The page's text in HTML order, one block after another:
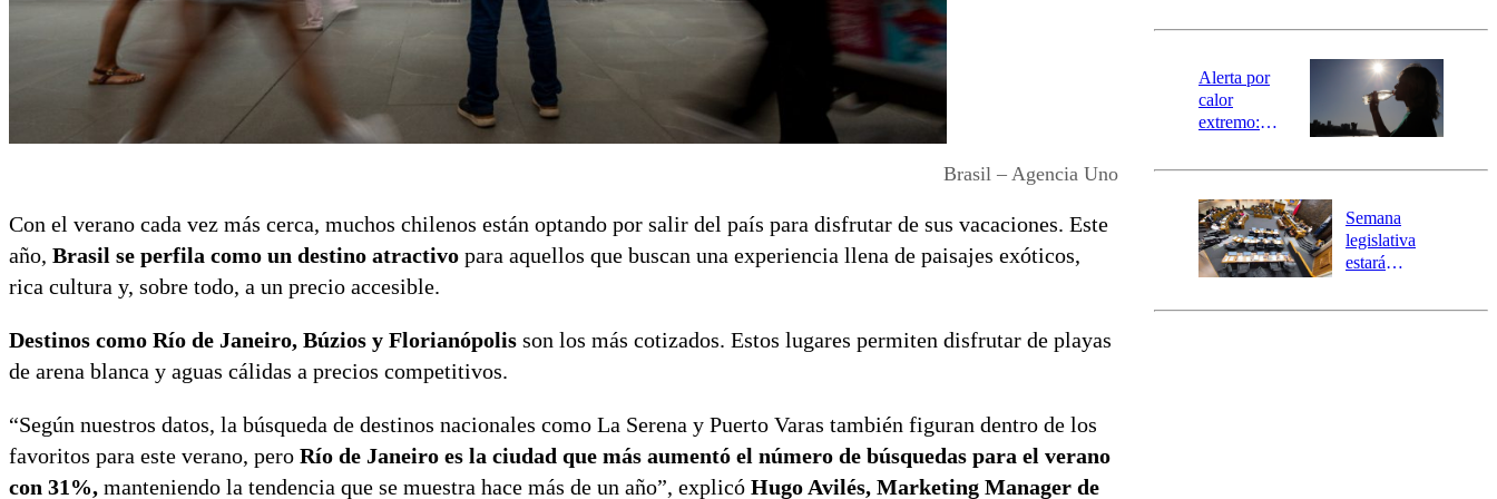
Brasil – Agencia Uno
Con el verano cada vez más cerca, muchos chilenos están optando por salir del país para disfrutar de sus vacaciones. Este
año, Brasil se perfila como un destino atractivo para aquellos que buscan una experiencia llena de paisajes exóticos,
rica cultura y, sobre todo, a un precio accesible.
Destinos como Río de Janeiro, Búzios y Florianópolis son los más cotizados. Estos lugares permiten disfrutar de playas
de arena blanca y aguas cálidas a precios competitivos.
“Según nuestros datos, la búsqueda de destinos nacionales como La Serena y Puerto Varas también figuran dentro de los
favoritos para este verano, pero Río de Janeiro es la ciudad que más aumentó el número de búsquedas para el verano
con 31%, manteniendo la tendencia que se muestra hace más de un año”, explicó Hugo Avilés, Marketing Manager de
revisa la
epicentro
Alerta por
calor
extremo:
activa Alerta
Preventiva en
tres comunas
Semana
legislativa
estará
el fin de la